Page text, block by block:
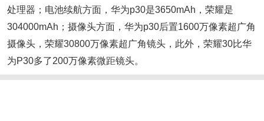
处理器；电池续航方面，华为p30是3650mAh，荣耀是
304000mAh；摄像头方面，华为p30后置1600万像素超广角
摄像头，荣耀30800万像素超广角镜头，此外，荣耀30比华
为P30多了200万像素微距镜头。